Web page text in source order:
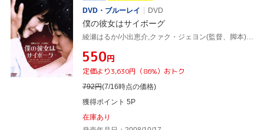
DVD・ブルーレイ
DVD
僕の彼女はサイボーグ
綾瀬はるか/小出恵介,クァク・ジェヨン(監督、脚本),大坪直樹(音楽)
¥550円
定価より3,630円（86%）おトク
792円(7/16時点の価格)
獲得ポイント 5P
在庫あり